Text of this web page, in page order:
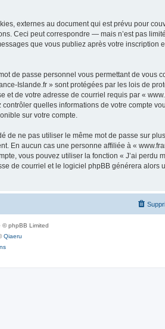
externes au document qui est prévu pour
Ceci peut correspondre — mais n’est pas
que vous publiez après votre
de passe personnel vous permettant de vous
Islande.fr » sont protégées par les lois de
de votre adresse de courriel requis par «
quelles informations de votre compte
sur votre compte.
ne pas utiliser le même mot de passe sur
En aucun cas une personne affiliée à «
vous pouvez utiliser la fonction « J’ai perdu
de courriel et le logiciel phpBB générera alors
© phpBB Limited
Qiaeru